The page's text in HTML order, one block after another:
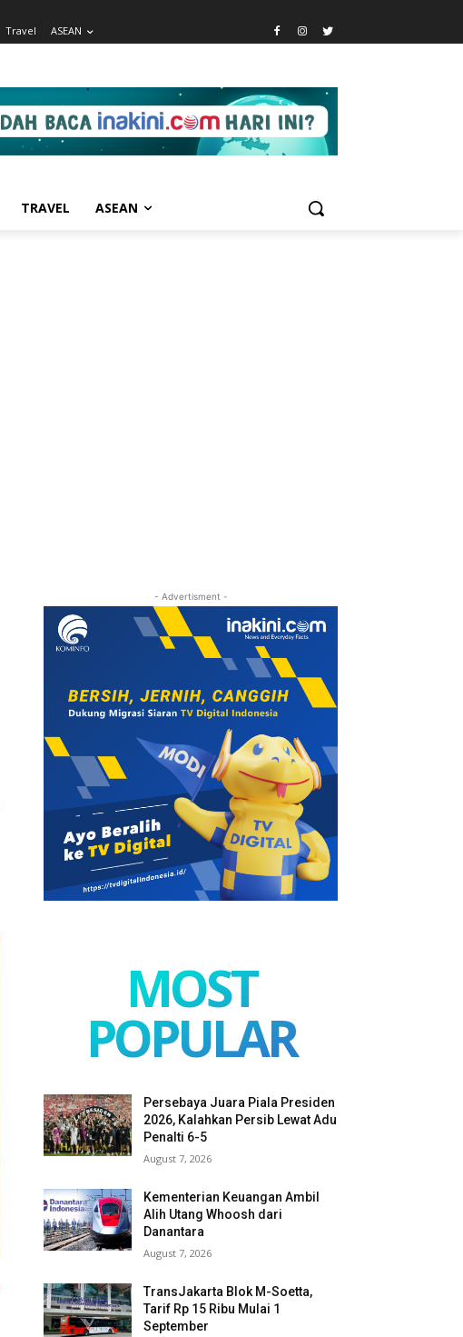
Travel ASEAN
TRAVEL ASEAN
- Advertisment -
MOST
POPULAR
Persebaya Juara Piala Presiden
2026, Kalahkan Persib Lewat Adu
Penalti 6-5
August 7, 2026
Kementerian Keuangan Ambil
Alih Utang Whoosh dari
Danantara
August 7, 2026
TransJakarta Blok M-Soetta,
Tarif Rp 15 Ribu Mulai 1
September